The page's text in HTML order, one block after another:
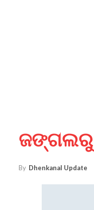
ଜଙ୍ଗଲରୁ
By Dhenkanal Update